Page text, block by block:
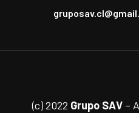
(c) 2022 Grupo SAV–